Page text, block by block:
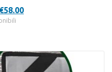
Il
originale
€58.00Il